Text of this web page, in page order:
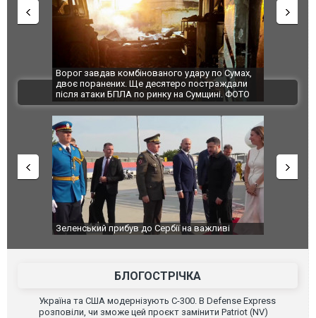
удару по Сумах,
постраждали
ринку на Сумщині. ФОТО
За 2000 кілометрів від кордону з
Єкатеринбурзі після атаки дронів загорівся
склад Wildberries. ФОТО. ВІДЕО
ВІДЕО
Сербії на важливі
"Вони воюють, самі хочуть воювати, бо
Чернівцях водія маршрутки звільнили
зневажливих слів про українських
БЛОГОСТРІЧКА
Україна та США модернізують С-300. В Defense Express
розповіли, чи зможе цей проєкт замінити Patriot (NV)